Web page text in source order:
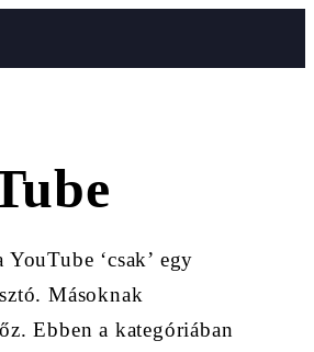
YouTube ‘csak’ egy
Másoknak
Ebben a kategóriában